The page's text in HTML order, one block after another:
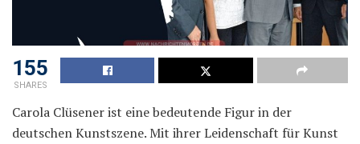
155
SHARES
Carola Clüsener ist eine bedeutende Figur in der
deutschen Kunstszene. Mit ihrer Leidenschaft für Kunst